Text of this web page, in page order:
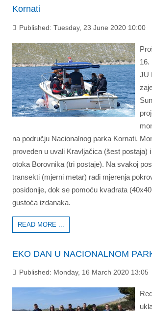
Kornati
Published: Tuesday, 23 June 2020 10:00
16.
JU
na području Nacionalnog parka Kornati.
proveden u uvali Kravljačica (šest postaja)
otoka Borovnika (tri postaje). Na svakoj
transekti (mjerni metar) radi mjerenja
posidonije, dok se pomoću kvadrata
gustoća izdanaka.
READ MORE ...
EKO DAN U NACIONALNOM
Published: Monday, 16 March 2020 13:05